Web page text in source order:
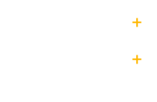
2 lít, bạn có thể ủi